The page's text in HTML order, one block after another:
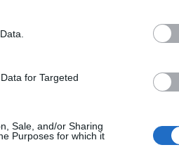
for Targeted
Sale, and/or Sharing
Purposes for which it